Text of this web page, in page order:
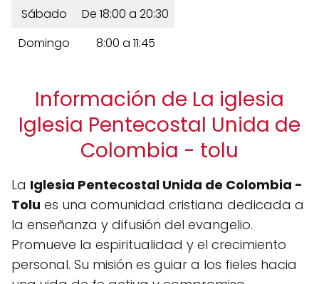
Sábado
De 18:00 a 20:30
Domingo
8:00 a 11:45
Información de La iglesia
Iglesia Pentecostal Unida de
Colombia - tolu
La Iglesia Pentecostal Unida de Colombia -
Tolu es una comunidad cristiana dedicada a
la enseñanza y difusión del evangelio.
Promueve la espiritualidad y el crecimiento
personal. Su misión es guiar a los fieles hacia